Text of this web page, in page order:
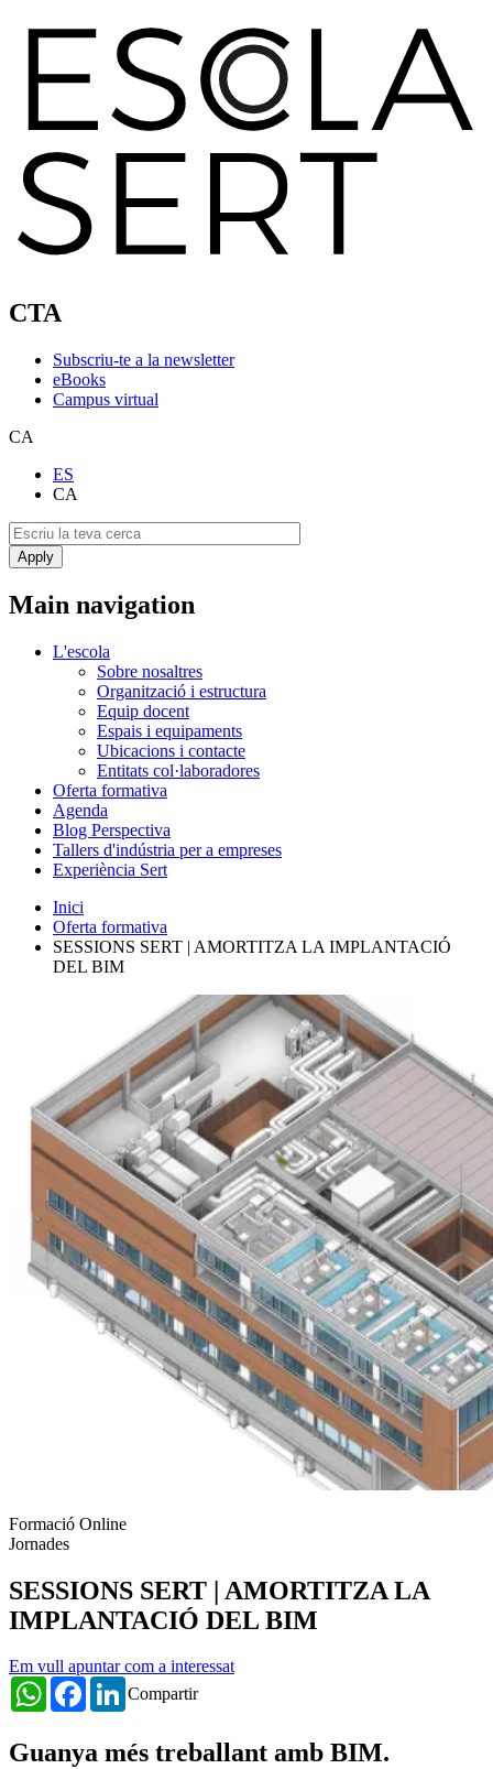
CTA
Subscriu-te a la newsletter
eBooks
Campus virtual
CA
ES
CA
Main navigation
L'escola
Sobre nosaltres
Organització i estructura
Equip docent
Espais i equipaments
Ubicacions i contacte
Entitats col·laboradores
Oferta formativa
Agenda
Blog Perspectiva
Tallers d'indústria per a empreses
Experiència Sert
Inici
Oferta formativa
SESSIONS SERT | AMORTITZA LA IMPLANTACIÓ
DEL BIM
Formació Online
Jornades
SESSIONS SERT | AMORTITZA LA
IMPLANTACIÓ DEL BIM
Em vull apuntar com a interessat
Compartir
WhatsAppFacebookLinkedIn
Guanya més treballant amb BIM.